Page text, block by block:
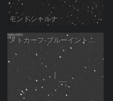
モンドシャルナ
メトカーフ-ブルーイントン彗星( 97P )：2021/10/02